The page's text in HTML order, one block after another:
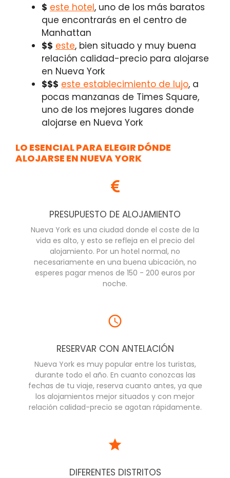
$ este hotel, uno de los más baratos
que encontrarás en el centro de
Manhattan
$$ este, bien situado y muy buena
relación calidad-precio para alojarse
en Nueva York
$$$ este establecimiento de lujo, a
pocas manzanas de Times Square,
uno de los mejores lugares donde
alojarse en Nueva York
LO ESENCIAL PARA ELEGIR DÓNDE
ALOJARSE EN NUEVA YORK
PRESUPUESTO DE ALOJAMIENTO
Nueva York es una ciudad donde el coste de la
vida es alto, y esto se refleja en el precio del
alojamiento. Por un hotel normal, no
necesariamente en una buena ubicación, no
esperes pagar menos de 150 - 200 euros por
noche.
RESERVAR CON ANTELACIÓN
Nueva York es muy popular entre los turistas,
durante todo el año. En cuanto conozcas las
fechas de tu viaje, reserva cuanto antes, ya que
los alojamientos mejor situados y con mejor
relación calidad-precio se agotan rápidamente.
DIFERENTES DISTRITOS